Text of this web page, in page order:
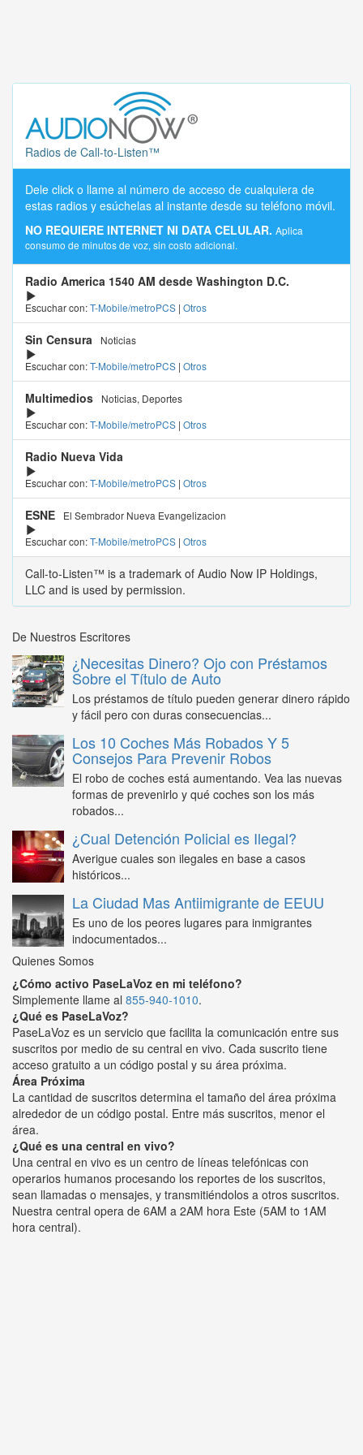
Radios de Call-to-Listen™
Dele click o llame al número de acceso de cualquiera de
estas radios y esúchelas al instante desde su teléfono móvil.
NO REQUIERE INTERNET NI DATA CELULAR. Aplica
consumo de minutos de voz, sin costo adicional.
Radio America 1540 AM desde Washington D.C.
Escuchar con:T-Mobile/metroPCS | Otros
Sin Censura
Noticias
Escuchar con:T-Mobile/metroPCS | Otros
Multimedios
Noticias, Deportes
Escuchar con:T-Mobile/metroPCS | Otros
Radio Nueva Vida
Escuchar con:T-Mobile/metroPCS | Otros
ESNE
El Sembrador Nueva Evangelizacion
Escuchar con:T-Mobile/metroPCS | Otros
Call-to-Listen™ is a trademark of Audio Now IP Holdings,
LLC and is used by permission.
De Nuestros Escritores
¿Necesitas Dinero? Ojo con Préstamos
Sobre el Título de Auto
Los préstamos de título pueden generar dinero rápido
y fácil pero con duras consecuencias...
Los 10 Coches Más Robados Y 5
Consejos Para Prevenir Robos
El robo de coches está aumentando. Vea las nuevas
formas de prevenirlo y qué coches son los más
robados...
¿Cual Detención Policial es Ilegal?
Averigue cuales son ilegales en base a casos
históricos...
La Ciudad Mas Antiimigrante de EEUU
Es uno de los peores lugares para inmigrantes
indocumentados...
Quienes Somos
¿Cómo activo PaseLaVoz en mi teléfono?
Simplemente llame al 855-940-1010.
¿Qué es PaseLaVoz?
PaseLaVoz es un servicio que facilita la comunicación entre sus
suscritos por medio de su central en vivo. Cada suscrito tiene
acceso gratuito a un código postal y su área próxima.
Área Próxima
La cantidad de suscritos determina el tamaño del área próxima
alrededor de un código postal. Entre más suscritos, menor el
área.
¿Qué es una central en vivo?
Una central en vivo es un centro de líneas telefónicas con
operarios humanos procesando los reportes de los suscritos,
sean llamadas o mensajes, y transmitiéndolos a otros suscritos.
Nuestra central opera de 6AM a 2AM hora Este (5AM to 1AM
hora central).